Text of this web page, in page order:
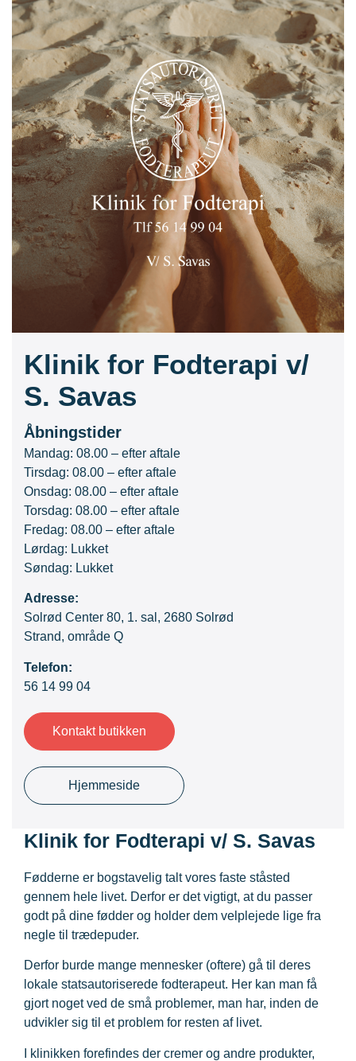
Klinik for Fodterapi v/
S. Savas
Åbningstider
Mandag: 08.00 – efter aftale
Tirsdag: 08.00 – efter aftale
Onsdag: 08.00 – efter aftale
Torsdag: 08.00 – efter aftale
Fredag: 08.00 – efter aftale
Lørdag: Lukket
Søndag: Lukket
Adresse:
Solrød Center 80, 1. sal, 2680 Solrød
Strand, område Q
Telefon:
56 14 99 04
Kontakt butikken
Hjemmeside
Klinik for Fodterapi v/ S. Savas
Fødderne er bogstavelig talt vores faste ståsted
gennem hele livet. Derfor er det vigtigt, at du passer
godt på dine fødder og holder dem velplejede lige fra
negle til trædepuder.
Derfor burde mange mennesker (oftere) gå til deres
lokale statsautoriserede fodterapeut. Her kan man få
gjort noget ved de små problemer, man har, inden de
udvikler sig til et problem for resten af livet.
I klinikken forefindes der cremer og andre produkter,